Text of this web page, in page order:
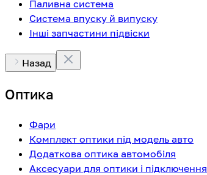
Паливна система
Система впуску й випуску
Інші запчастини підвіски
Назад
Оптика
Фари
Комплект оптики під модель авто
Додаткова оптика автомобіля
Аксесуари для оптики і підключення